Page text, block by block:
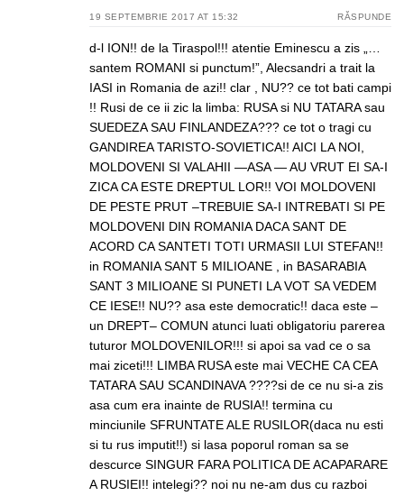
19 SEPTEMBRIE 2017 AT 15:32 RĂSPUNDE
d-l ION!! de la Tiraspol!!! atentie Eminescu a zis „…
santem ROMANI si punctum!”, Alecsandri a trait la
IASI in Romania de azi!! clar , NU?? ce tot bati campi
!! Rusi de ce ii zic la limba: RUSA si NU TATARA sau
SUEDEZA SAU FINLANDEZA??? ce tot o tragi cu
GANDIREA TARISTO-SOVIETICA!! AICI LA NOI,
MOLDOVENI SI VALAHII —ASA — AU VRUT EI SA-I
ZICA CA ESTE DREPTUL LOR!! VOI MOLDOVENI
DE PESTE PRUT –TREBUIE SA-I INTREBATI SI PE
MOLDOVENI DIN ROMANIA DACA SANT DE
ACORD CA SANTETI TOTI URMASII LUI STEFAN!!
in ROMANIA SANT 5 MILIOANE , in BASARABIA
SANT 3 MILIOANE SI PUNETI LA VOT SA VEDEM
CE IESE!! NU?? asa este democratic!! daca este –
un DREPT– COMUN atunci luati obligatoriu parerea
tuturor MOLDOVENILOR!!! si apoi sa vad ce o sa
mai ziceti!!! LIMBA RUSA este mai VECHE CA CEA
TATARA SAU SCANDINAVA ????si de ce nu si-a zis
asa cum era inainte de RUSIA!! termina cu
minciunile SFRUNTATE ALE RUSILOR(daca nu esti
si tu rus imputit!!) si lasa poporul roman sa se
descurce SINGUR FARA POLITICA DE ACAPARARE
A RUSIEI!! intelegi?? noi nu ne-am dus cu razboi